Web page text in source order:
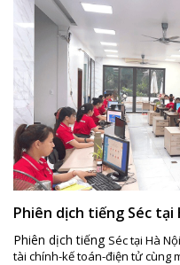
Phiên dịch tiếng Séc
Phiên dịch tiếng Séc tại Hà
tài chính-kế toán-điện tử cùng